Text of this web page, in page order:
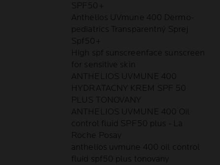
SPF50+
Anthelios UVmune 400 Dermo-
pediatrics Transparentný Sprej
Spf50+
High spf sunscreenface sunscreen
for sensitive skin
ANTHELIOS UVMUNE 400
HYDRATACNY KREM SPF 50
PLUS TONOVANY
ANTHELIOS UVMUNE 400 Oil
control fluid SPF50 plus - La
Roche Posay
anthelios uvmune 400 oil control
fluid spf50 plus tonovany